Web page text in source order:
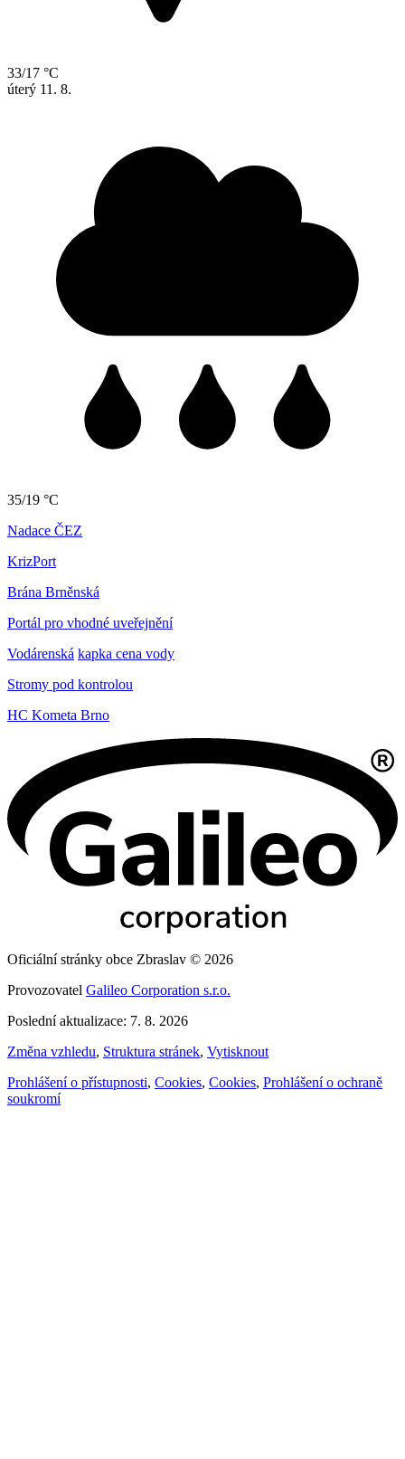
33/17 °C
úterý 11. 8.
35/19 °C
Nadace ČEZ
KrizPort
Brána Brněnská
Portál pro vhodné uveřejnění
Vodárenská kapka cena vody
Stromy pod kontrolou
HC Kometa Brno
Oficiální stránky obce Zbraslav © 2026
Provozovatel Galileo Corporation s.r.o.
Poslední aktualizace: 7. 8. 2026
Změna vzhledu, Struktura stránek, Vytisknout
Prohlášení o přístupnosti, Cookies, Cookies, Prohlášení o ochraně
soukromí